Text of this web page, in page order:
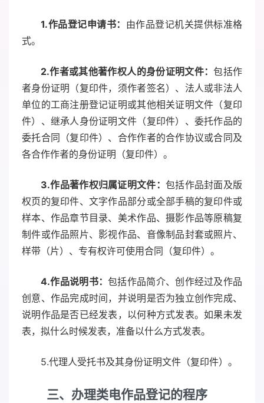
1.作品登记申请书： 由作品登记机关提供标准格
式。
2.作者或其他著作权人的身份证明文件：包括作
者身份证明（复印件，须作者签名）、法人或非法人
单位的工商注册登记证明或其他相关证明文件（复印
件）、继承人身份证明文件（复印件）、委托作品的
委托合同（复印件）、合作作者的合作协议或合同及
各合作作者的身份证明（复印件）。
3.作品著作权归属证明文件： 包括作品封面及版
权页的复印件、文字作品部分或全部手稿的复印件或
样本、作品章节目录、美术作品、摄影作品等原稿复
制件或作品照片、影视作品、音像制品封套或照片、
样带（片）、专有权许可使用合同（复印件）。
4.作品说明书：包括作品简介、创作经过及作品
创意、作品完成时间，并说明是否为独立创作完成、
说明作品是否已经发表，以何种方式发表。如果未发
表，拟什么时候发表，准备以什么方式发表。
5.代理人受托书及其身份证明文件（复印件）。
三、办理类电作品登记的程序